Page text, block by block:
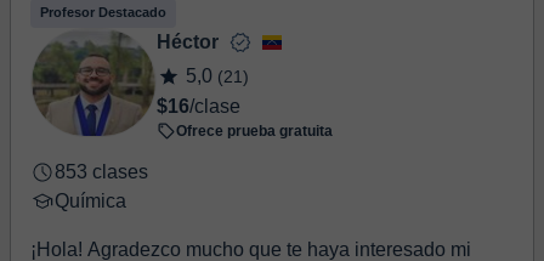
Profesor Destacado
Héctor
5,0 (21)
$16/clase
Ofrece prueba gratuita
853 clases
Química
¡Hola! Agradezco mucho que te haya interesado mi